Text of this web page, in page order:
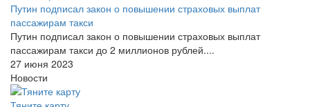
Путин подписал закон о повышении страховых выплат
пассажирам такси
Путин подписал закон о повышении страховых выплат
пассажирам такси до 2 миллионов рублей....
27 июня 2023
Новости